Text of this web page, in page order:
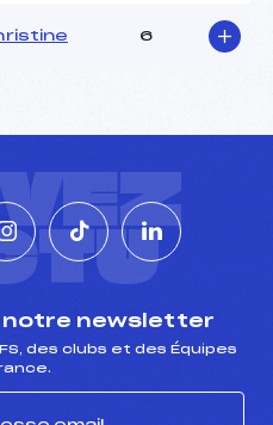
217.6900
U21->C
6
notre newsletter
des clubs et des Équipes